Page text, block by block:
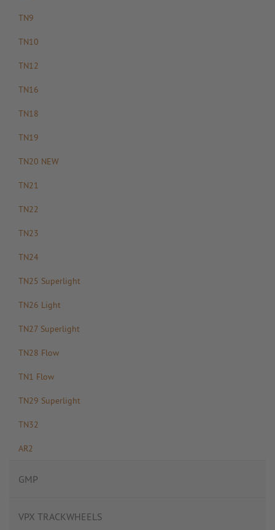
TN9
TN10
TN12
TN16
TN18
TN19
TN20 NEW
TN21
TN22
TN23
TN24
TN25 Superlight
TN26 Light
TN27 Superlight
TN28 Flow
TN1 Flow
TN29 Superlight
TN32
AR2
GMP
VPX TRACKWHEELS